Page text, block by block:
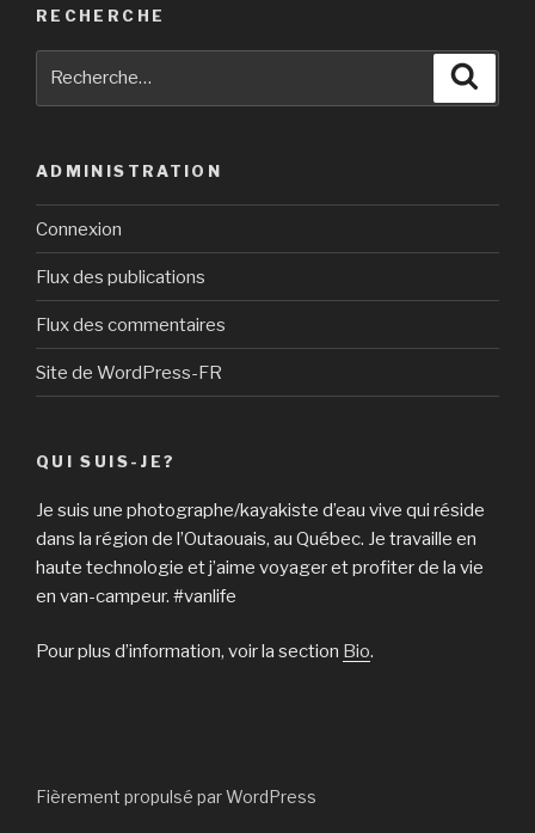
RECHERCHE
ADMINISTRATION
Connexion
Flux des publications
Flux des commentaires
Site de WordPress-FR
QUI SUIS-JE?
Je suis une photographe/kayakiste d’eau vive qui réside
dans la région de l’Outaouais, au Québec. Je travaille en
haute technologie et j’aime voyager et profiter de la vie
en van-campeur. #vanlife
Pour plus d’information, voir la section Bio.
Fièrement propulsé par WordPress